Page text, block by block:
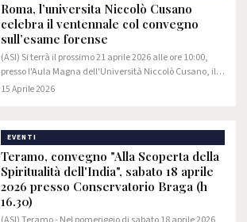
Roma, l’universita Niccolò Cusano
celebra il ventennale col convegno
sull’esame forense
(ASI) Si terrà il prossimo 21 aprile 2026 alle ore 10:00,
presso l'Aula Magna dell'Università Niccolò Cusano, il
convegno nazionale "Tra rigore e futuro: il destino
15 Aprile 2026
EVENTI
Teramo, convegno "Alla Scoperta della
Spiritualità dell'India", sabato 18 aprile
2026 presso Conservatorio Braga (h
16.30)